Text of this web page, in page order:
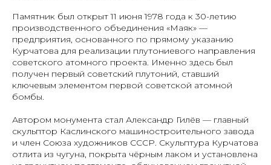
Памятник был открыт 11 июня 1978 года к 30-летию
производственного объединения «Маяк» —
предприятия, основанного по прямому указанию
Курчатова для реализации плутониевого направления
советского атомного проекта. Именно здесь был
получен первый советский плутоний, ставший
ключевым элементом первой советской атомной
бомбы.
Автором монумента стал Александр Гилёв — главный
скульптор Каслинского машиностроительного завода
и член Союза художников СССР. Скульптура Курчатова
отлита из чугуна, покрыта чёрным лаком и установлена